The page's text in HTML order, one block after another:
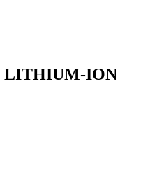
LITHIUM-ION